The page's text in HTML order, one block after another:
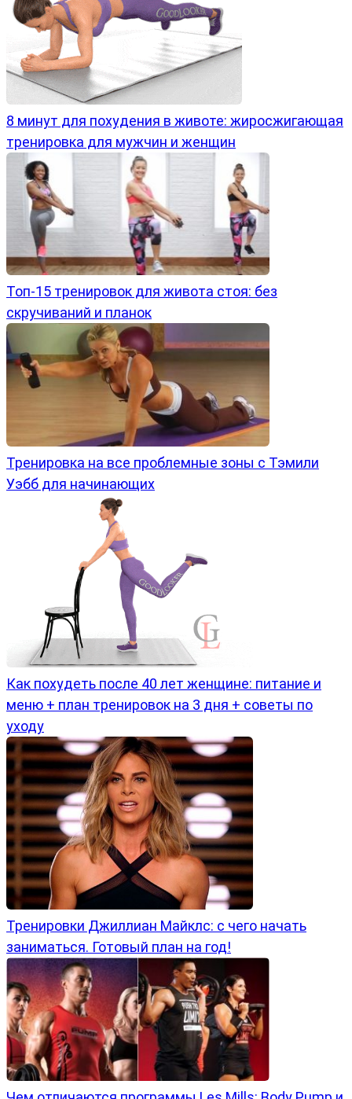
8 минут для похудения в животе: жиросжигающая
тренировка для мужчин и женщин
Топ-15 тренировок для живота стоя: без
скручиваний и планок
Тренировка на все проблемные зоны с Тэмили
Уэбб для начинающих
Как похудеть после 40 лет женщине: питание и
меню + план тренировок на 3 дня + советы по
уходу
Тренировки Джиллиан Майклс: с чего начать
заниматься. Готовый план на год!